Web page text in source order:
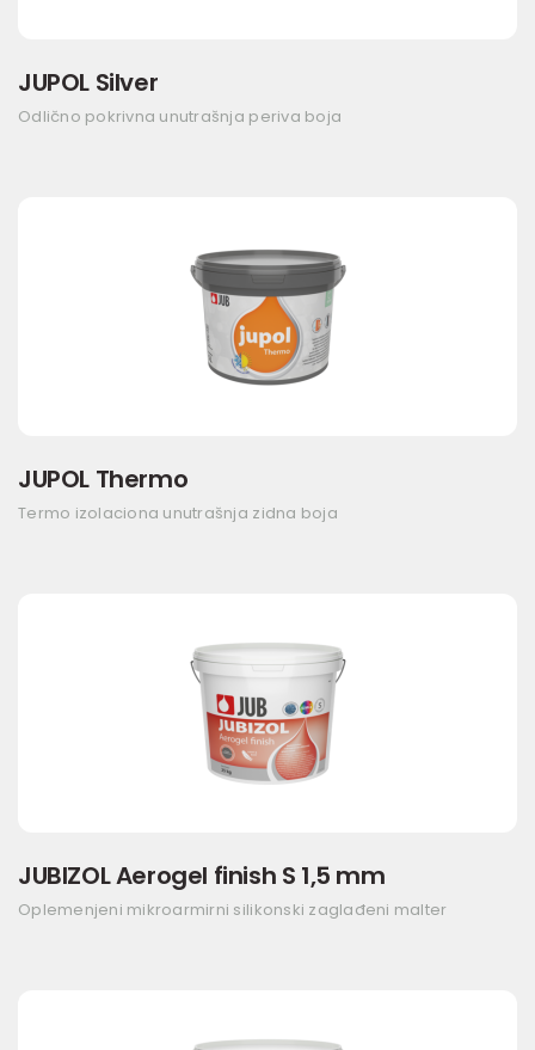
JUPOL Silver
Odlično pokrivna unutrašnja periva boja
JUPOL Thermo
Termo izolaciona unutrašnja zidna boja
JUBIZOL Aerogel finish S 1,5 mm
Oplemenjeni mikroarmirni silikonski zaglađeni malter